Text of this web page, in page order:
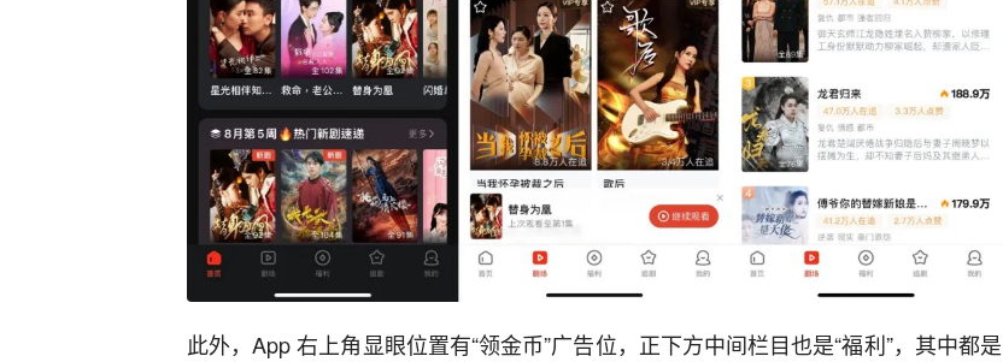
此外，App 右上角显眼位置有“领金币”广告位，正下方中间栏目也是“福利”，其中都是